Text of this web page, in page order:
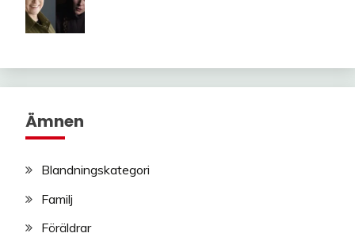
Ämnen
Blandningskategori
Familj
Föräldrar